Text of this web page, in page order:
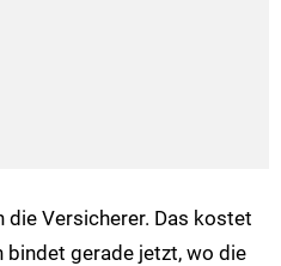
Versicherer. Das kostet
bindet gerade jetzt, wo die